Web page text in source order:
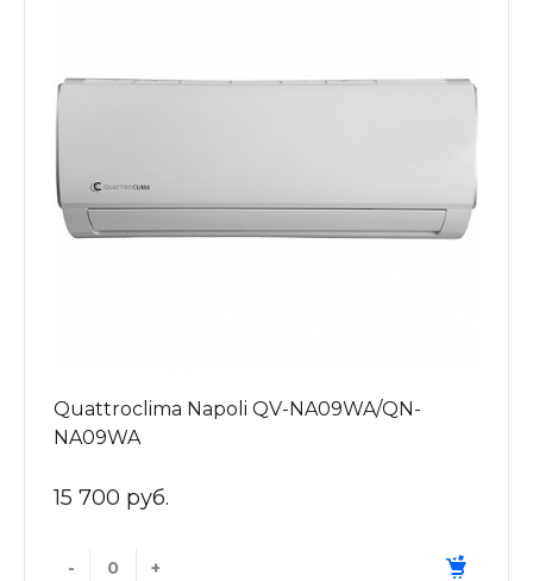
Quattroclima Napoli QV-NA09WA/QN-
NA09WA
15 700 руб.
- +